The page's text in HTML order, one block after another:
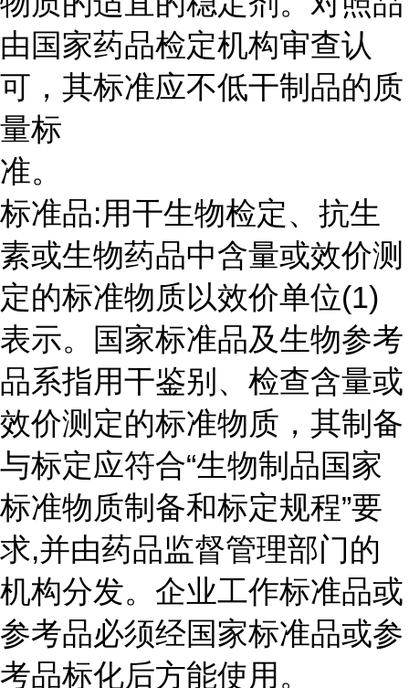
由国家药品检定机构审查认
可，其标准应不低干制品的质
量标
准。
标准品:用干生物检定、抗生
素或生物药品中含量或效价测
定的标准物质以效价单位(1)
表示。国家标准品及生物参考
品系指用干鉴别、检查含量或
效价测定的标准物质，其制备
与标定应符合“生物制品国家
标准物质制备和标定规程”要
求,并由药品监督管理部门的
机构分发。企业工作标准品或
参考品必须经国家标准品或参
考品标化后方能使用。